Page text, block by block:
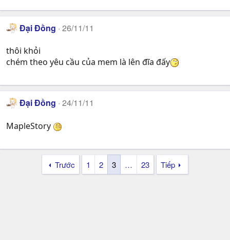
Đại Đồng 26/11/11
thôi khỏi
chém theo yêu cầu của mem là lên đĩa đấy
Đại Đồng 24/11/11
MapleStory
Trước 1 2 3 … 23 Tiếp